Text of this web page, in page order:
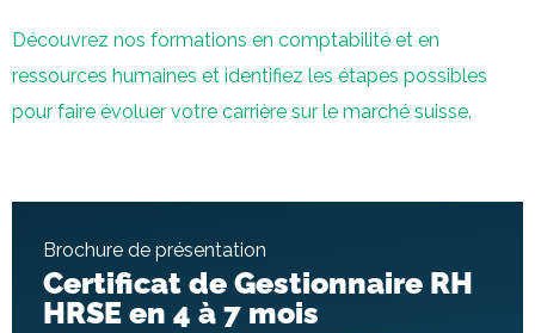
Brochure de présentation
Certificat de Gestionnaire RH
HRSE en 4 à 7 mois
Découvrez nos formations en comptabilité et en
ressources humaines et identifiez les étapes possibles
pour faire évoluer votre carrière sur le marché suisse.